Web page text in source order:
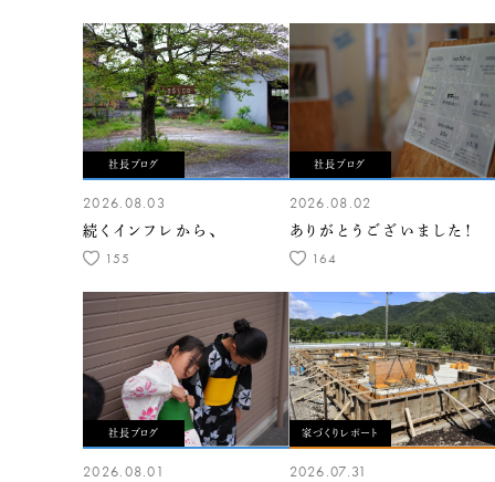
社長ブログ
2026.08.03
続くインフレから、
155
社長ブログ
2026.08.02
ありがとうございました！
164
社長ブログ
2026.08.01
家づくりレポート
2026.07.31